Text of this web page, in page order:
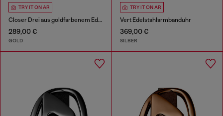
TRY IT ON AR
Closer Drei aus goldfarbenem Edelstahl
289,00 €
GOLD
TRY IT ON AR
Vert Edelstahlarmbanduhr
369,00 €
SILBER